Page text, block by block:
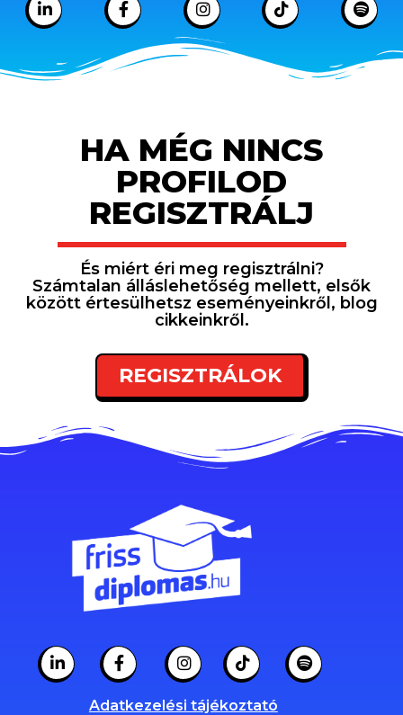
HA MÉG NINCS
PROFILOD
REGISZTRÁLJ
És miért éri meg regisztrálni?
Számtalan álláslehetőség mellett, elsők
között értesülhetsz eseményeinkről, blog
cikkeinkről.
REGISZTRÁLOK
Adatkezelési tájékoztató